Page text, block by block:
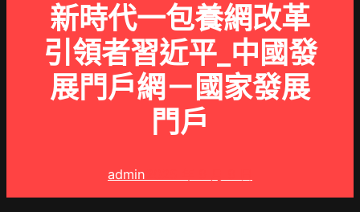
新時代一包養網改革
引領者習近平_中國發
展門戶網－國家發展
門戶
admin